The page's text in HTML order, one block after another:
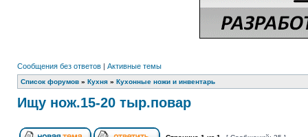
Сообщения без ответов | Активные темы
Список форумов » Кухня » Кухонные ножи и инвентарь
Ищу нож.15-20 тыр.повар